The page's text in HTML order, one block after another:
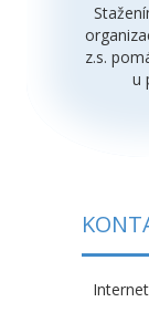
z.s.
u